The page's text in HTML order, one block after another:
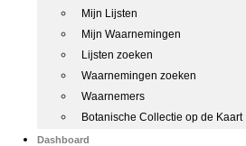
Mijn Lijsten
Mijn Waarnemingen
Lijsten zoeken
Waarnemingen zoeken
Waarnemers
Botanische Collectie op de Kaart
Dashboard